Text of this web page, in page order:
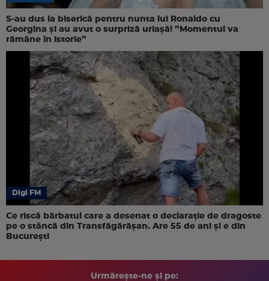
S-au dus la biserică pentru nunta lui Ronaldo cu
Georgina și au avut o surpriză uriașă! ”Momentul va
rămâne în istorie”
Digi FM
Ce riscă bărbatul care a desenat o declarație de dragoste
pe o stâncă din Transfăgărășan. Are 55 de ani și e din
București
Urmărește-ne și pe: